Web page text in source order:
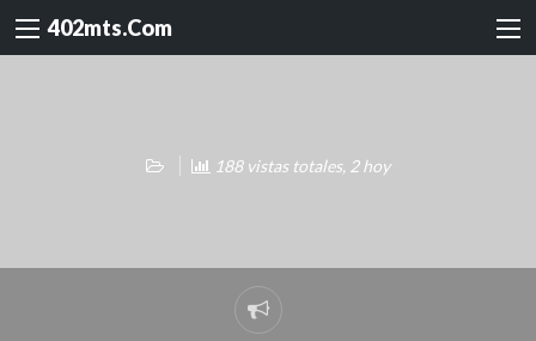
402mts.Com
188 vistas totales, 2 hoy
Reportar